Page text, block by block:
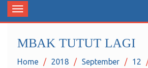
Toggle
navigation
MBAK TUTUT LAGI
Home 2018 September
12